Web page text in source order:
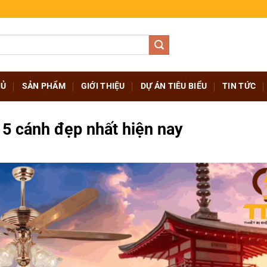
SẢN PHẨM GIỚI THIỆU DỰ ÁN TIÊU BIỂU TIN TỨC
cánh đẹp nhất hiện nay